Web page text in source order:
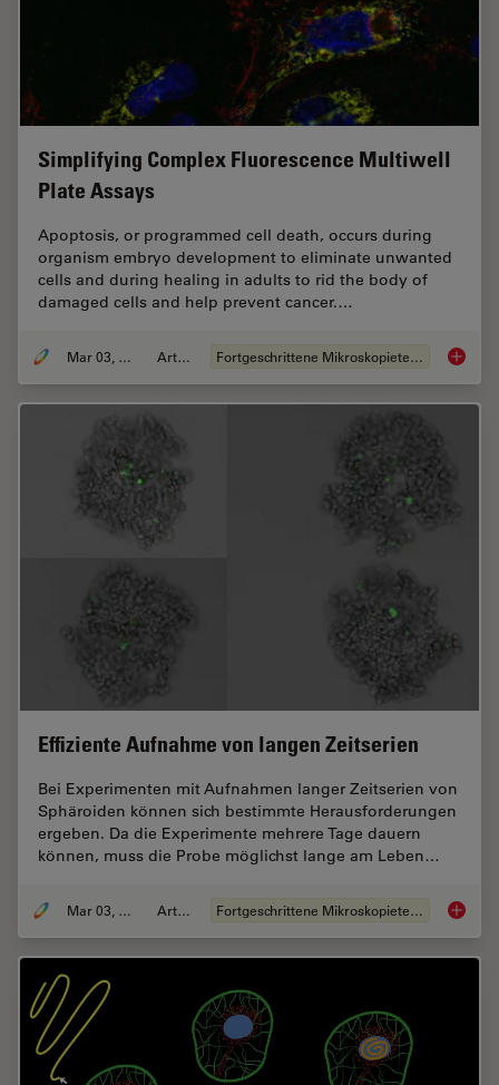
Simplifying Complex Fluorescence Multiwell
Plate Assays
Apoptosis, or programmed cell death, occurs during
organism embryo development to eliminate unwanted
cells and during healing in adults to rid the body of
damaged cells and help prevent cancer.…
Mar 03, 2022 Artikel Fortgeschrittene Mikroskopietechniken
Effiziente Aufnahme von langen Zeitserien
Bei Experimenten mit Aufnahmen langer Zeitserien von
Sphäroiden können sich bestimmte Herausforderungen
ergeben. Da die Experimente mehrere Tage dauern
können, muss die Probe möglichst lange am Leben…
Mar 03, 2022 Artikel Fortgeschrittene Mikroskopietechniken